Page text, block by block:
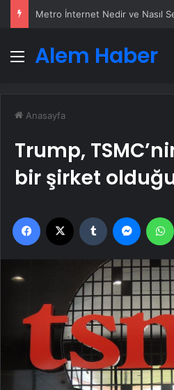
Metro İnternet Nedir ve Nasıl
MenüAlem Haber
Anasayfa
Trump,
bir şirket
Facebook Tumblr